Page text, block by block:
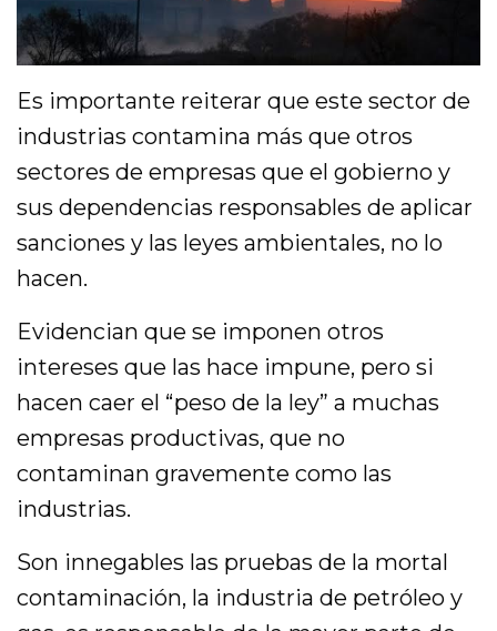
Es importante reiterar que este sector de
industrias contamina más que otros
sectores de empresas que el gobierno y
sus dependencias responsables de aplicar
sanciones y las leyes ambientales, no lo
hacen.
Evidencian que se imponen otros
intereses que las hace impune, pero si
hacen caer el “peso de la ley” a muchas
empresas productivas, que no
contaminan gravemente como las
industrias.
Son innegables las pruebas de la mortal
contaminación, la industria de petróleo y